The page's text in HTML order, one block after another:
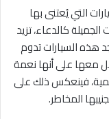
التي يُعتنى بها
الجميلة كالدعاء، تزيد
هذه السيارات تدوم
معها على أنها نعمة
فينعكس ذلك على
المخاطر.